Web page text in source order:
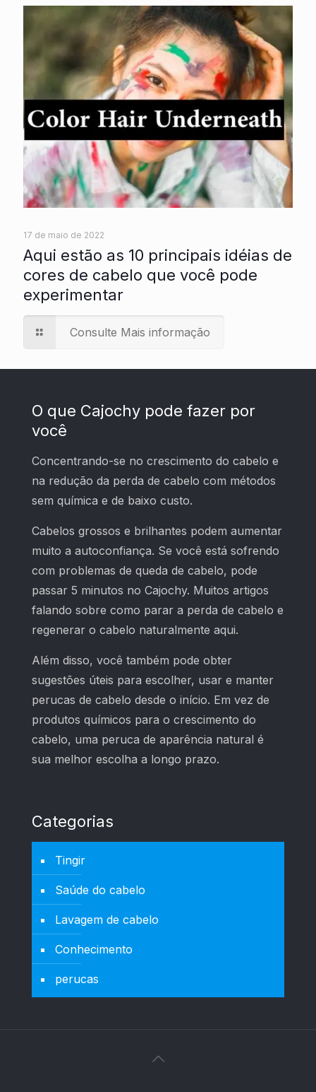
17 de maio de 2022
Aqui estão as 10 principais idéias de
cores de cabelo que você pode
experimentar
Consulte Mais informação
O que Cajochy pode fazer por
você
Concentrando-se no crescimento do cabelo e
na redução da perda de cabelo com métodos
sem química e de baixo custo.
Cabelos grossos e brilhantes podem aumentar
muito a autoconfiança. Se você está sofrendo
com problemas de queda de cabelo, pode
passar 5 minutos no Cajochy. Muitos artigos
falando sobre como parar a perda de cabelo e
regenerar o cabelo naturalmente aqui.
Além disso, você também pode obter
sugestões úteis para escolher, usar e manter
perucas de cabelo desde o início. Em vez de
produtos químicos para o crescimento do
cabelo, uma peruca de aparência natural é
sua melhor escolha a longo prazo.
Categorias
Tingir
Saúde do cabelo
Lavagem de cabelo
Conhecimento
perucas